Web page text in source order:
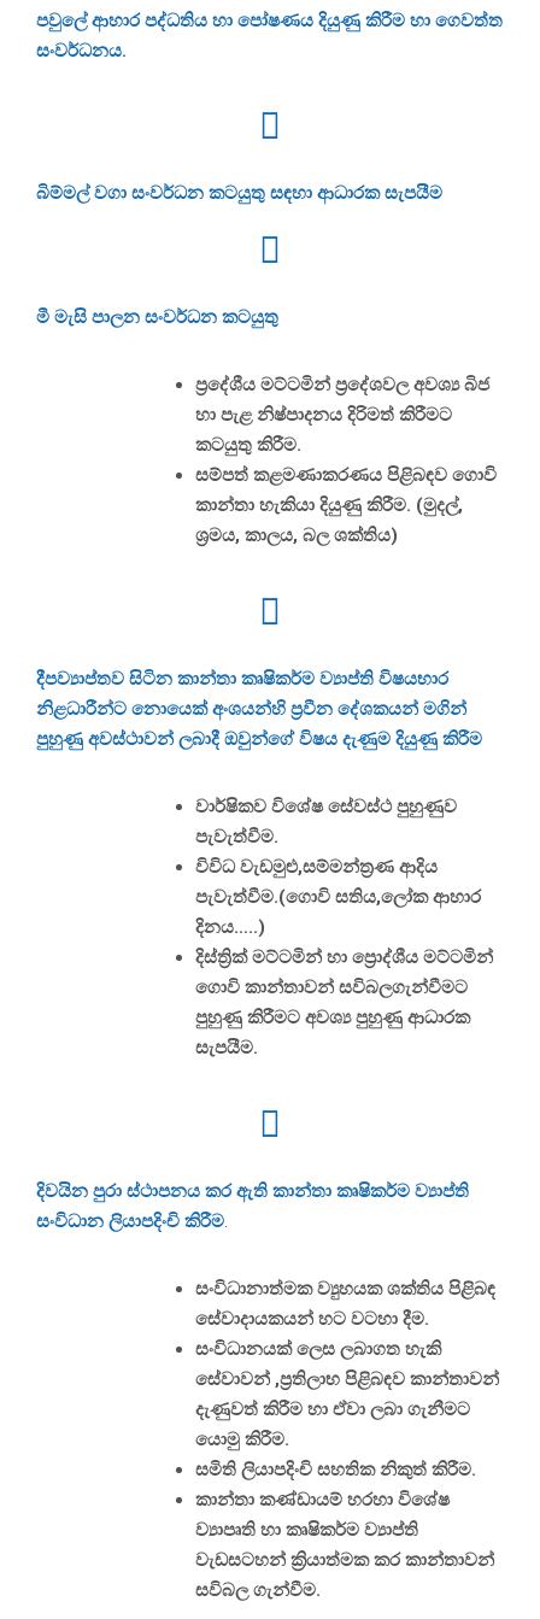
පවුලේ ආහාර පද්ධතිය හා පෝෂණය දියුණු කිරීම හා ගෙවත්ත
සංවර්ධනය.
බිම්මල් වගා සංවර්ධන කටයුතු සඳහා ආධාරක සැපයීම
මී මැසි පාලන සංවර්ධන කටයුතු
ප්‍රදේශීය මට්ටමින් ප්‍රදේශවල අවශ්‍ය බිජ
හා පැළ නිෂ්පාදනය දිරිමත් කිරීමට
කටයුතු කිරීම.
සම්පත් කළමණාකරණය පිළිබඳව ගොවි
කාන්තා හැකියා දියුණු කිරීම. (මුදල්,
ශ්‍රමය, කාලය, බල ශක්තිය)
දීපව්‍යාප්තව සිටින කාන්තා කෘෂිකර්ම ව්‍යාප්ති විෂයභාර
නිළධාරීන්ට නොයෙක් අංශයන්හි ප්‍රවීන දේශකයන් මගින්
පුහුණු අවස්ථාවන් ලබාදී ඔවුන්ගේ විෂය දැණුම දියුණු කිරීම
වාර්ෂිකව විශේෂ සේවස්ථ පුහුණුව
පැවැත්වීම.
විවිධ වැඩමුළු,සම්මන්ත්‍රණ ආදිය
පැවැත්වීම.(ගොවි සතිය,ලෝක ආහාර
දිනය…..)
දිස්ත්‍රික් මට්ටමින් හා ප්‍රාෙද්ශීය මට්ටමින්
ගොවි කාන්තාවන් සවිබලගැන්වීමට
පුහුණු කිරීමට අවශ්‍ය පුහුණු ආධාරක
සැපයීම.
දිවයින පුරා ස්ථාපනය කර ඇති කාන්තා කෘෂිකර්ම ව්‍යාප්ති
සංවිධාන ලියාපදිංචි කිරීම
සංවිධානාත්මක ව්‍යුහයක ශක්තිය පිළිබඳ
සේවාදායකයන් හට වටහා දීම.
සංවිධානයක් ලෙස ලබාගත හැකි
සේවාවන් ,ප්‍රතිලාභ පිළිබඳව කාන්තාවන්
දැණුවත් කිරීම හා ඒවා ලබා ගැනීමට
යොමු කිරීම.
සමිති ලියාපදිංචි සහතික නිකුත් කිරීම.
කාන්තා කණ්ඩායම් හරහා විශේෂ
ව්‍යාපෘති හා කෘෂිකර්ම ව්‍යාප්ති
වැඩසටහන් ක්‍රියාත්මක කර කාන්තාවන්
සවිබල ගැන්වීම.